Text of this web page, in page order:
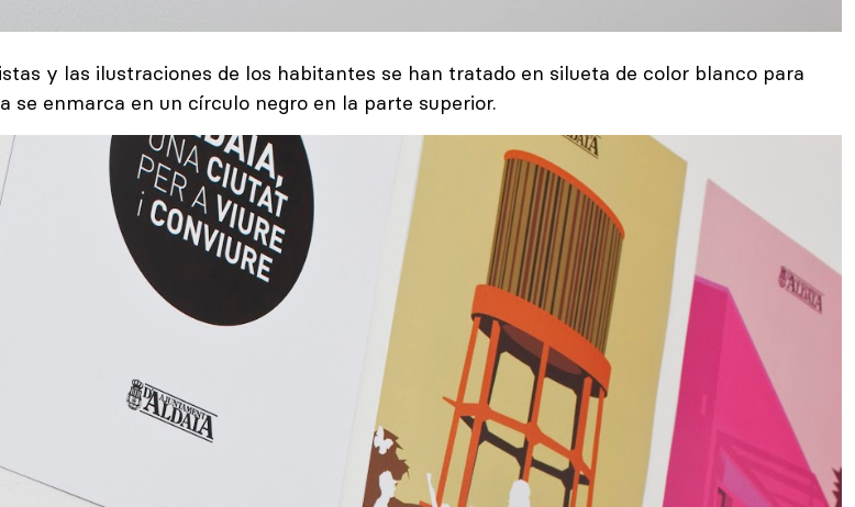
y las ilustraciones de los habitantes se han tratado en silueta de color blanco para
se enmarca en un círculo negro en la parte superior.